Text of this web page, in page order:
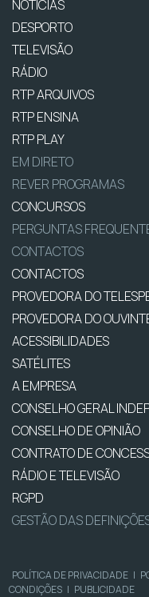
NOTÍCIAS
DESPORTO
TELEVISÃO
RÁDIO
RTP ARQUIVOS
RTP ENSINA
RTP PLAY
EM DIRETO
REVER PROGRAMAS
CONCURSOS
PERGUNTAS
CONTACTOS
CONTACTOS
PROVEDORA DO
PROVEDORA DO
ACESSIBILIDADES
SATÉLITES
A EMPRESA
CONSELHO GERAL
CONSELHO DE OPINIÃO
CONTRATO DE
RÁDIO E TELEVISÃO
RGPD
GESTÃO DAS
POLÍTICA DE PRIVACIDADE |
CONDIÇÕES | PUBLICIDADE